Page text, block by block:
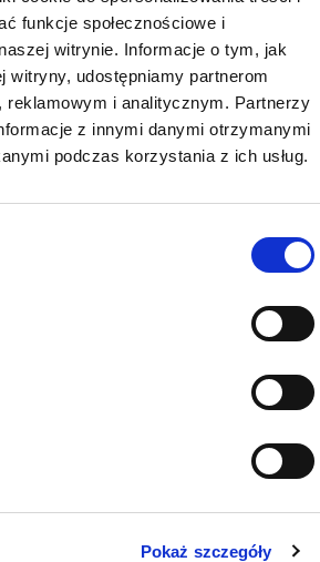
funkcje społecznościowe i
witrynie. Informacje o tym, jak
witryny, udostępniamy partnerom
reklamowym i analitycznym. Partnerzy
z innymi danymi otrzymanymi
podczas korzystania z ich usług.
Pokaż szczegóły
PRODUKTY